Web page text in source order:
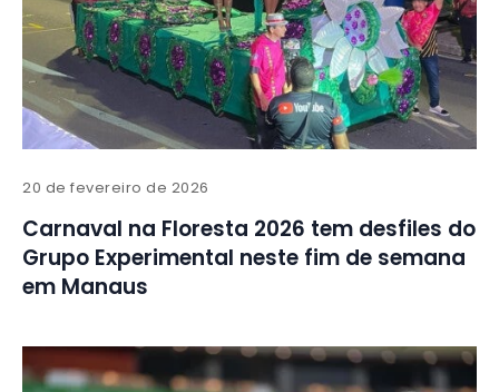
20 de fevereiro de 2026
Carnaval na Floresta 2026 tem desfiles do
Grupo Experimental neste fim de semana
em Manaus